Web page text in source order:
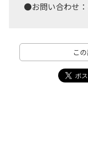
●お問い合わせ：
こ